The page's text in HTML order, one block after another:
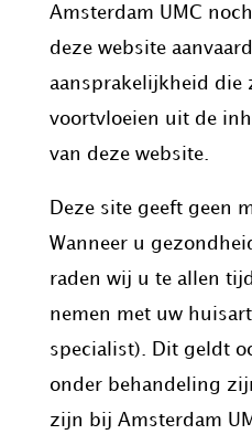
Amsterdam UMC
deze website
aansprakelijkheid die
voortvloeien uit de
van deze website.
Deze site geeft geen
Wanneer u
raden wij u te allen
nemen met uw
specialist). Dit geldt
onder behandeling
zijn bij Amsterdam